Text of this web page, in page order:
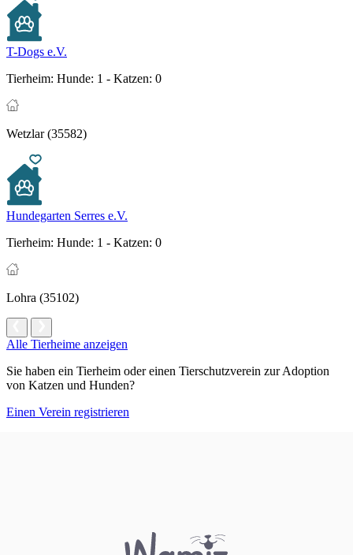
T-Dogs e.V.
Tierheim: Hunde: 1 - Katzen: 0
Wetzlar (35582)
Hundegarten Serres e.V.
Tierheim: Hunde: 1 - Katzen: 0
Lohra (35102)
Alle Tierheime anzeigen
Sie haben ein Tierheim oder einen Tierschutzverein zur Adoption
von Katzen und Hunden?
Einen Verein registrieren